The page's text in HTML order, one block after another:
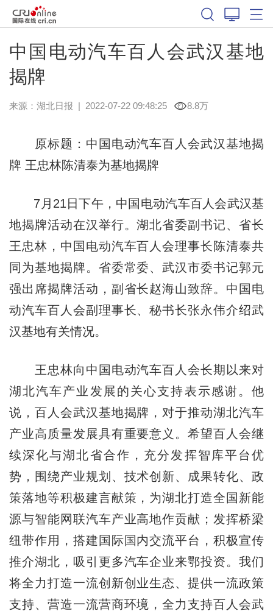
中国电动汽车百人会武汉基地
揭牌
来源： 湖北日报 | 2022-07-22 09:48:25 8.8万
原标题：中国电动汽车百人会武汉基地揭
牌 王忠林陈清泰为基地揭牌
7月21日下午，中国电动汽车百人会武汉基
地揭牌活动在汉举行。湖北省委副书记、省长
王忠林，中国电动汽车百人会理事长陈清泰共
同为基地揭牌。省委常委、武汉市委书记郭元
强出席揭牌活动，副省长赵海山致辞。中国电
动汽车百人会副理事长、秘书长张永伟介绍武
汉基地有关情况。
王忠林向中国电动汽车百人会长期以来对
湖北汽车产业发展的关心支持表示感谢。他
说，百人会武汉基地揭牌，对于推动湖北汽车
产业高质量发展具有重要意义。希望百人会继
续深化与湖北省合作，充分发挥智库平台优
势，围绕产业规划、技术创新、成果转化、政
策落地等积极建言献策，为湖北打造全国新能
源与智能网联汽车产业高地作贡献；发挥桥梁
纽带作用，搭建国际国内交流平台，积极宣传
推介湖北，吸引更多汽车企业来鄂投资。我们
将全力打造一流创新创业生态、提供一流政策
支持、营造一流营商环境，全力支持百人会武